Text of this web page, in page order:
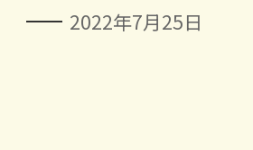
2022年7月25日